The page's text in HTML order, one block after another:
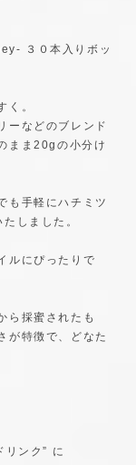
３０本入りボッ
く。
ーなどのブレンド
まま20gの小分け
も手軽にハチミツ
しました。
ルにぴったりで
ら採蜜されたも
が特徴で、どなた
リンク” に